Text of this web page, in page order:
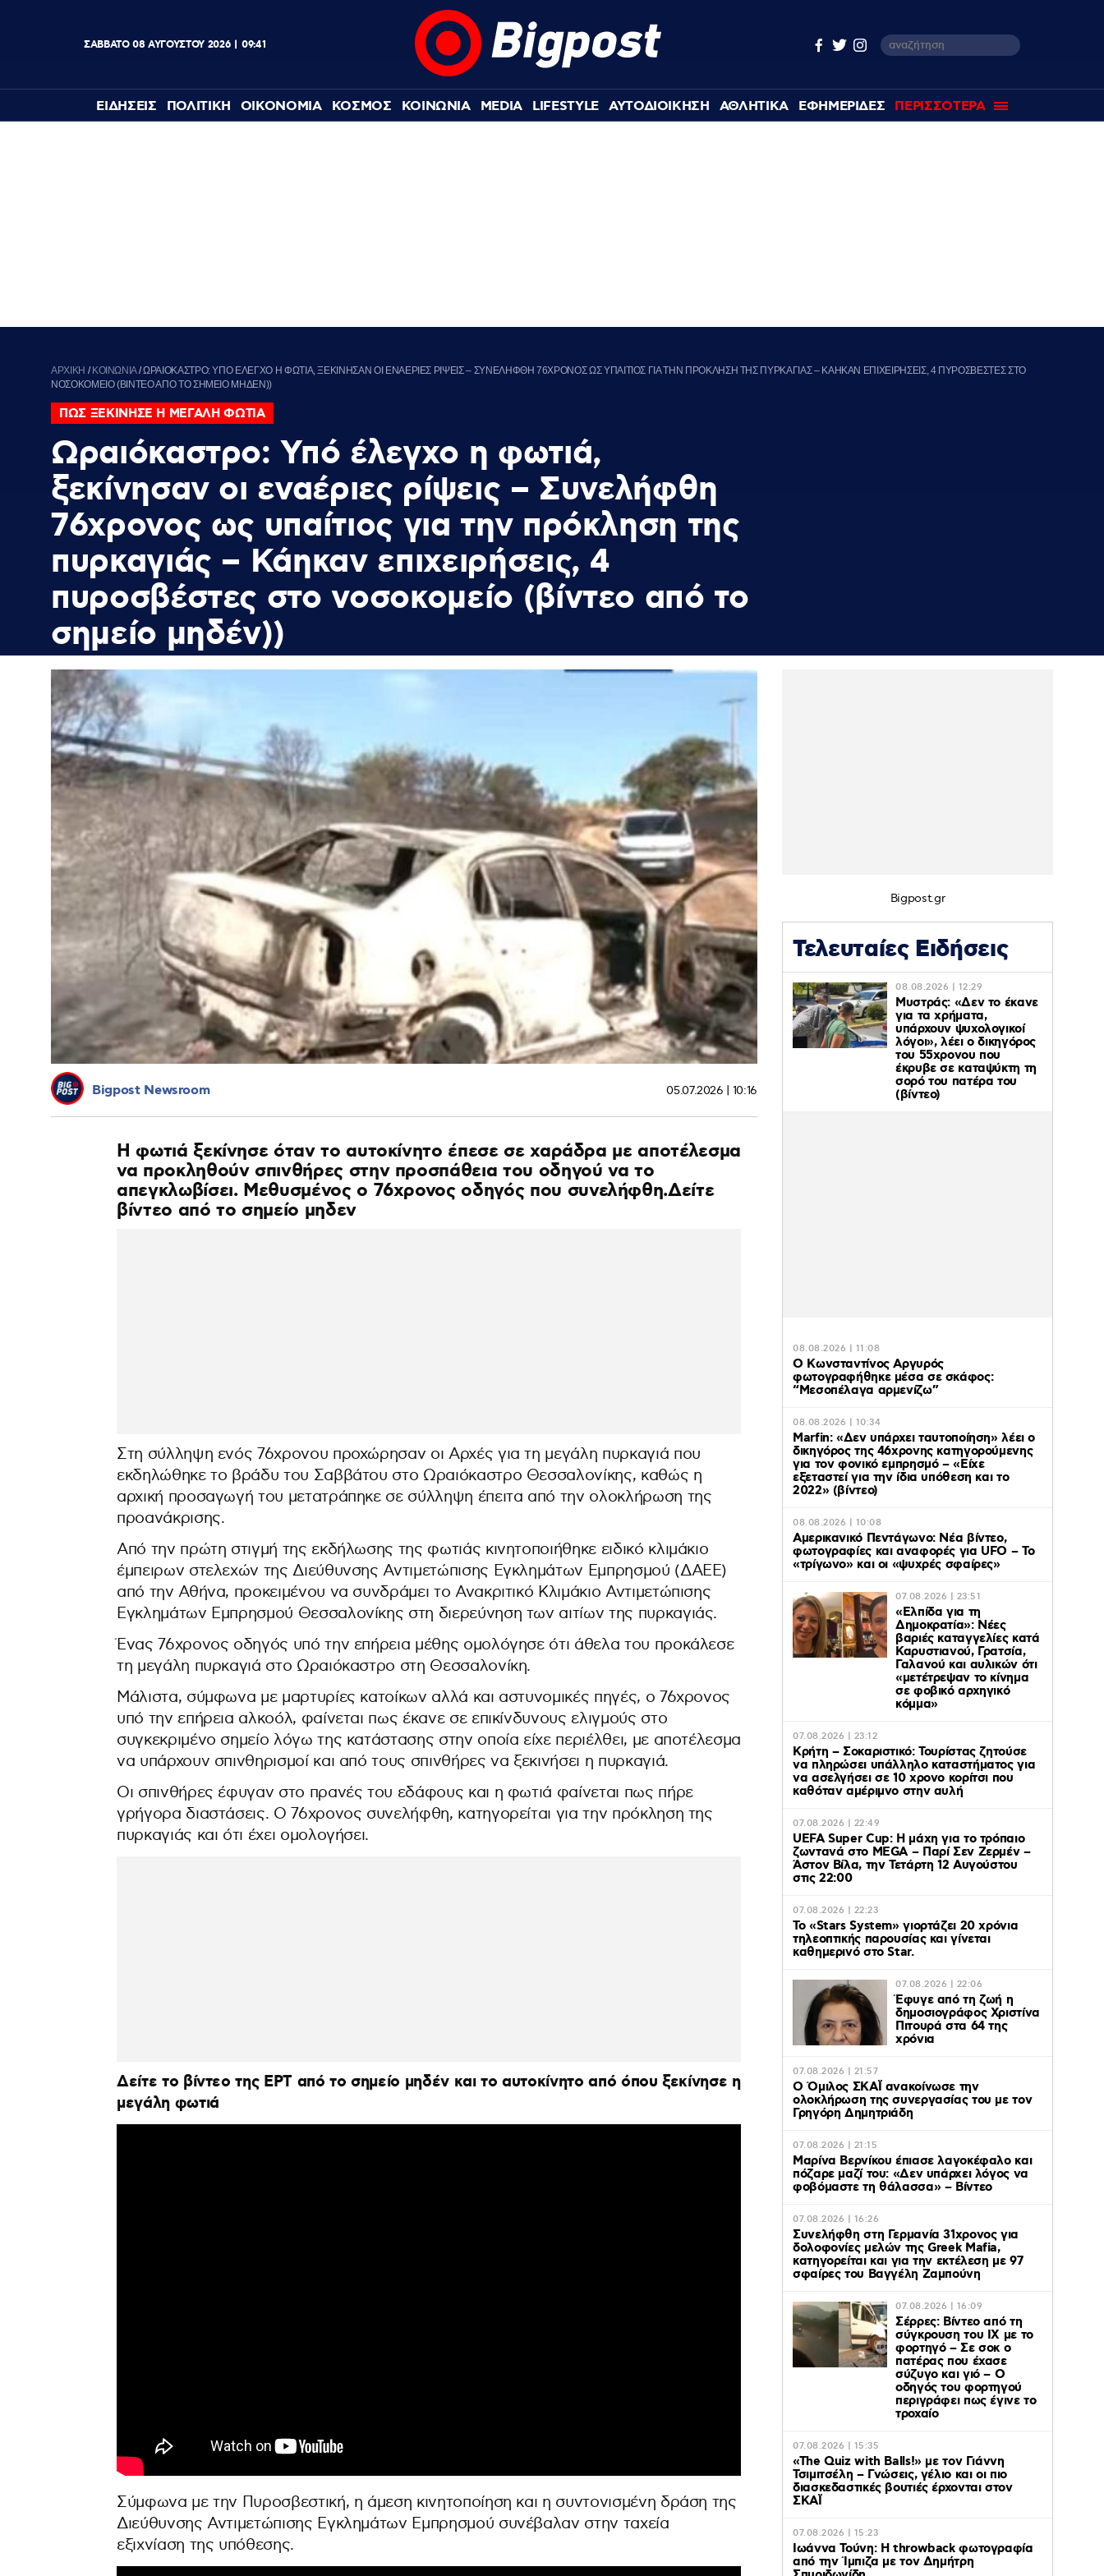
ΣΑΒΒΑΤΟ 08 ΑΥΓΟΥΣΤΟΥ 2026 09:41
ΕΙΔΗΣΕΙΣ ΠΟΛΙΤΙΚΗ ΟΙΚΟΝΟΜΙΑ ΚΟΣΜΟΣ ΚΟΙΝΩΝΙΑ MEDIA LIFESTYLE ΑΥΤΟΔΙΟΙΚΗΣΗ ΑΘΛΗΤΙΚΑ ΕΦΗΜΕΡΙΔΕΣ ΠΕΡΙΣΣΟΤΕΡΑ
ΑΡΧΙΚΗ / ΚΟΙΝΩΝΙΑ/ΩΡΑΙΟΚΑΣΤΡΟ: ΥΠΟ ΕΛΕΓΧΟ Η ΦΩΤΙΑ, ΞΕΚΙΝΗΣΑΝ ΟΙ ΕΝΑΕΡΙΕΣ ΡΙΨΕΙΣ – ΣΥΝΕΛΗΦΘΗ 76ΧΡΟΝΟΣ ΩΣ ΥΠΑΙΤΙΟΣ ΓΙΑ ΤΗΝ ΠΡΟΚΛΗΣΗ ΤΗΣ ΠΥΡΚΑΓΙΑΣ – ΚΑΗΚΑΝ ΕΠΙΧΕΙΡΗΣΕΙΣ, 4 ΠΥΡΟΣΒΕΣΤΕΣ ΣΤΟ
ΝΟΣΟΚΟΜΕΙΟ (ΒΙΝΤΕΟ ΑΠΟ ΤΟ ΣΗΜΕΙΟ ΜΗΔΕΝ))
ΠΩΣ ΞΕΚΙΝΗΣΕ Η ΜΕΓΑΛΗ ΦΩΤΙΑ
Ωραιόκαστρο: Υπό έλεγχο η φωτιά,
ξεκίνησαν οι εναέριες ρίψεις – Συνελήφθη
76χρονος ως υπαίτιος για την πρόκληση της
πυρκαγιάς – Κάηκαν επιχειρήσεις, 4
πυροσβέστες στο νοσοκομείο (βίντεο από το
σημείο μηδέν))
Bigpost Newsroom 05.07.2026 | 10:16
Η φωτιά ξεκίνησε όταν το αυτοκίνητο έπεσε σε χαράδρα με αποτέλεσμα
να προκληθούν σπινθήρες στην προσπάθεια του οδηγού να το
απεγκλωβίσει. Μεθυσμένος ο 76χρονος οδηγός που συνελήφθη.Δείτε
βίντεο από το σημείο μηδεν
Στη σύλληψη ενός 76χρονου προχώρησαν οι Αρχές για τη μεγάλη πυρκαγιά που
εκδηλώθηκε το βράδυ του Σαββάτου στο Ωραιόκαστρο Θεσσαλονίκης, καθώς η
αρχική προσαγωγή του μετατράπηκε σε σύλληψη έπειτα από την ολοκλήρωση της
προανάκρισης.
Από την πρώτη στιγμή της εκδήλωσης της φωτιάς κινητοποιήθηκε ειδικό κλιμάκιο
έμπειρων στελεχών της Διεύθυνσης Αντιμετώπισης Εγκλημάτων Εμπρησμού (ΔΑΕΕ)
από την Αθήνα, προκειμένου να συνδράμει το Ανακριτικό Κλιμάκιο Αντιμετώπισης
Εγκλημάτων Εμπρησμού Θεσσαλονίκης στη διερεύνηση των αιτίων της πυρκαγιάς.
Ένας 76χρονος οδηγός υπό την επήρεια μέθης ομολόγησε ότι άθελα του προκάλεσε
τη μεγάλη πυρκαγιά στο Ωραιόκαστρο στη Θεσσαλονίκη.
Μάλιστα, σύμφωνα με μαρτυρίες κατοίκων αλλά και αστυνομικές πηγές, ο 76χρονος
υπό την επήρεια αλκοόλ, φαίνεται πως έκανε σε επικίνδυνους ελιγμούς στο
συγκεκριμένο σημείο λόγω της κατάστασης στην οποία είχε περιέλθει, με αποτέλεσμα
να υπάρχουν σπινθηρισμοί και από τους σπινθήρες να ξεκινήσει η πυρκαγιά.
Οι σπινθήρες έφυγαν στο πρανές του εδάφους και η φωτιά φαίνεται πως πήρε
γρήγορα διαστάσεις. Ο 76χρονος συνελήφθη, κατηγορείται για την πρόκληση της
πυρκαγιάς και ότι έχει ομολογήσει.
Δείτε το βίντεο της ΕΡΤ από το σημείο μηδέν και το αυτοκίνητο από όπου ξεκίνησε η
μεγάλη φωτιά
Σύμφωνα με την Πυροσβεστική, η άμεση κινητοποίηση και η συντονισμένη δράση της
Διεύθυνσης Αντιμετώπισης Εγκλημάτων Εμπρησμού συνέβαλαν στην ταχεία
εξιχνίαση της υπόθεσης.
Bigpost.gr
Τελευταίες Ειδήσεις
08.08.2026 | 12:29
Μυστράς: «Δεν το έκανε
για τα χρήματα,
υπάρχουν ψυχολογικοί
λόγοι», λέει ο δικηγόρος
του 55χρονου που
έκρυβε σε καταψύκτη τη
σορό του πατέρα του
(βίντεο)
08.08.2026 | 11:08
Ο Κωνσταντίνος Αργυρός
φωτογραφήθηκε μέσα σε σκάφος:
“Μεσοπέλαγα αρμενίζω”
08.08.2026 | 10:34
Marfin: «Δεν υπάρχει ταυτοποίηση» λέει ο
δικηγόρος της 46χρονης κατηγορούμενης
για τον φονικό εμπρησμό – «Είχε
εξεταστεί για την ίδια υπόθεση και το
2022» (βίντεο)
08.08.2026 | 10:08
Αμερικανικό Πεντάγωνο: Νέα βίντεο,
φωτογραφίες και αναφορές για UFO – Το
«τρίγωνο» και οι «ψυχρές σφαίρες»
07.08.2026 | 23:51
«Ελπίδα για τη
Δημοκρατία»: Νέες
βαριές καταγγελίες κατά
Καρυστιανού, Γρατσία,
Γαλανού και αυλικών ότι
«μετέτρεψαν το κίνημα
σε φοβικό αρχηγικό
κόμμα»
07.08.2026 | 23:12
Κρήτη – Σοκαριστικό: Τουρίστας ζητούσε
να πληρώσει υπάλληλο καταστήματος για
να ασελγήσει σε 10 χρονο κορίτσι που
καθόταν αμέριμνο στην αυλή
07.08.2026 | 22:49
UEFA Super Cup: Η μάχη για το τρόπαιο
ζωντανά στο MEGA – Παρί Σεν Ζερμέν –
Άστον Βίλα, την Τετάρτη 12 Αυγούστου
στις 22:00
07.08.2026 | 22:23
Το «Stars System» γιορτάζει 20 χρόνια
τηλεοπτικής παρουσίας και γίνεται
καθημερινό στο Star.
07.08.2026 | 22:06
Έφυγε από τη ζωή η
δημοσιογράφος Χριστίνα
Πιτουρά στα 64 της
χρόνια
07.08.2026 | 21:57
Ο Όμιλος ΣΚΑΪ ανακοίνωσε την
ολοκλήρωση της συνεργασίας του με τον
Γρηγόρη Δημητριάδη
07.08.2026 | 21:15
Μαρίνα Βερνίκου έπιασε λαγοκέφαλο και
πόζαρε μαζί του: «Δεν υπάρχει λόγος να
φοβόμαστε τη θάλασσα» – Βίντεο
07.08.2026 | 16:26
Συνελήφθη στη Γερμανία 31χρονος για
δολοφονίες μελών της Greek Mafia,
κατηγορείται και για την εκτέλεση με 97
σφαίρες του Βαγγέλη Ζαμπούνη
07.08.2026 | 16:09
Σέρρες: Βίντεο από τη
σύγκρουση του ΙΧ με το
φορτηγό – Σε σοκ ο
πατέρας που έχασε
σύζυγο και γιό – Ο
οδηγός του φορτηγού
περιγράφει πως έγινε το
τροχαίο
07.08.2026 | 15:35
«The Quiz with Balls!» με τον Γιάννη
Τσιμιτσέλη – Γνώσεις, γέλιο και οι πιο
διασκεδαστικές βουτιές έρχονται στον
ΣΚΑΪ
07.08.2026 | 15:23
Ιωάννα Τούνη: Η throwback φωτογραφία
από την Ίμπιζα με τον Δημήτρη